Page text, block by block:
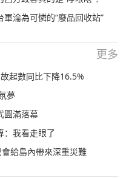
淪為可憐的“廢品回收站”
更多
起數同比下降16.5%
夢
圓滿落幕
：我看走眼了
給島內帶來深重災難